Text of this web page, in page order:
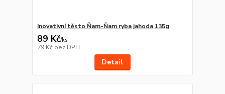
Inovativní těsto Ňam-Ňam ryba jahoda 135g
89 Kč/ks
79 Kč bez DPH
Detail